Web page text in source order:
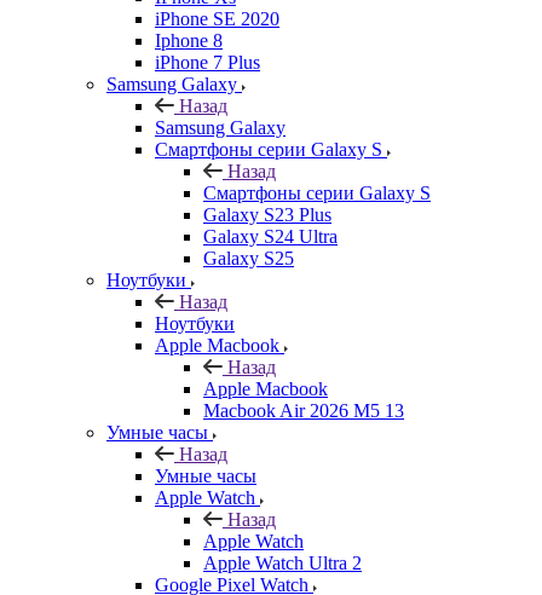
iPhone SE 2020
Iphone 8
iPhone 7 Plus
Samsung Galaxy
Назад
Samsung Galaxy
Смартфоны серии Galaxy S
Назад
Смартфоны серии Galaxy S
Galaxy S23 Plus
Galaxy S24 Ultra
Galaxy S25
Ноутбуки
Назад
Ноутбуки
Apple Macbook
Назад
Apple Macbook
Macbook Air 2026 M5 13
Умные часы
Назад
Умные часы
Apple Watch
Назад
Apple Watch
Apple Watch Ultra 2
Google Pixel Watch